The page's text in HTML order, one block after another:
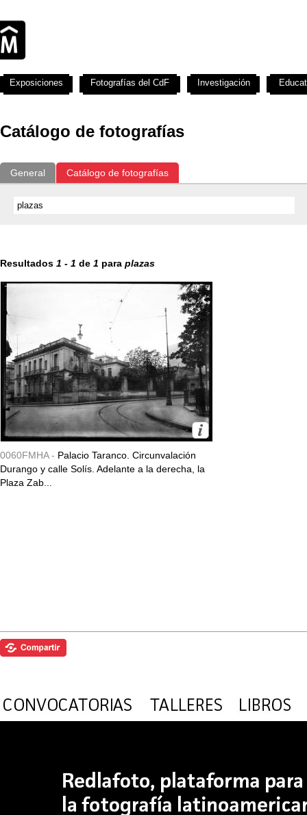
Catálogo de fotografías
General Catálogo de fotografías
Resultados 1 - 1 de 1 para plazas
0060FMHA - Palacio Taranco. Circunvalación
Durango y calle Solís. Adelante a la derecha, la
Plaza Zab...
Exposiciones Fotografías del CdF Investigación